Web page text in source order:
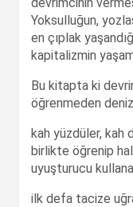
Yoksulluğun,
en çıplak
kapitalizmin
Bu kitapta ki
öğrenmeden
kah yüzdüler, kah
birlikte öğrenip
uyuşturucu
ilk defa tacize